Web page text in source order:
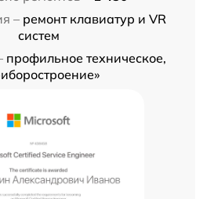
– ремонт клавиатур и VR
систем
профильное техническое,